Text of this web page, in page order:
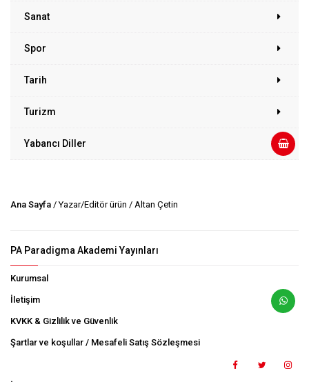
Sanat
Spor
Tarih
Turizm
Yabancı Diller
Ana Sayfa / Yazar/Editör ürün / Altan Çetin
PA Paradigma Akademi Yayınları
Kurumsal
İletişim
KVKK & Gizlilik ve Güvenlik
Şartlar ve koşullar / Mesafeli Satış Sözleşmesi